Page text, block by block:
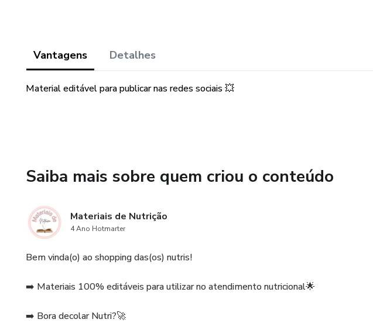
...
Vantagens Detalhes
Material editável para publicar nas redes sociais 💥
Saiba mais sobre quem criou o conteúdo
Materiais de Nutrição
4 Ano Hotmarter
Bem vinda(o) ao shopping das(os) nutris!
➡️ Materiais 100% editáveis para utilizar no atendimento nutricional🌟
➡️ Bora decolar Nutri?🚀